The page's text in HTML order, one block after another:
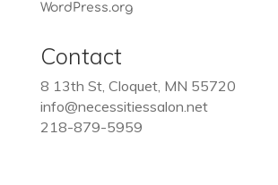
WordPress.org
Contact
8 13th St, Cloquet, MN 55720
info@necessitiessalon.net
218-879-5959